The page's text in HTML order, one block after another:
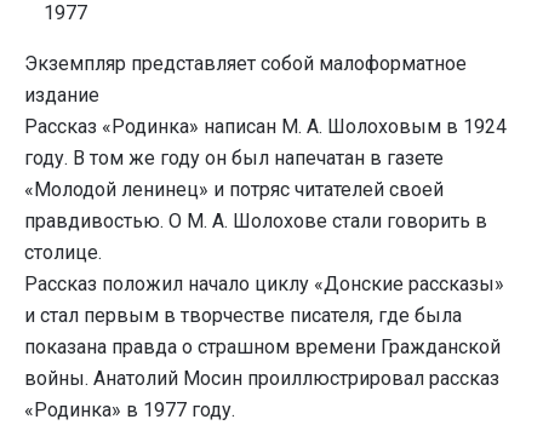
1977
Экземпляр представляет собой малоформатное
издание
Рассказ «Родинка» написан М. А. Шолоховым в 1924
году. В том же году он был напечатан в газете
«Молодой ленинец» и потряс читателей своей
правдивостью. О М. А. Шолохове стали говорить в
столице.
Рассказ положил начало циклу «Донские рассказы»
и стал первым в творчестве писателя, где была
показана правда о страшном времени Гражданской
войны. Анатолий Мосин проиллюстрировал рассказ
«Родинка» в 1977 году.